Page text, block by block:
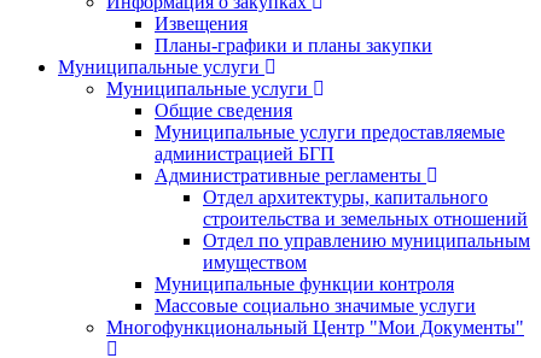
Извещения
Планы-графики и планы закупки
Муниципальные услуги
Муниципальные услуги
Общие сведения
Муниципальные услуги предоставляемые
администрацией БГП
Административные регламенты
Отдел архитектуры, капитального
строительства и земельных отношений
Отдел по управлению муниципальным
имуществом
Муниципальные функции контроля
Массовые социально значимые услуги
Многофункциональный Центр "Мои Документы"